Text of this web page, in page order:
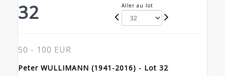
32 Aller au lot
50 - 100 EUR
Peter WULLIMANN (1941-2016) - Lot 32